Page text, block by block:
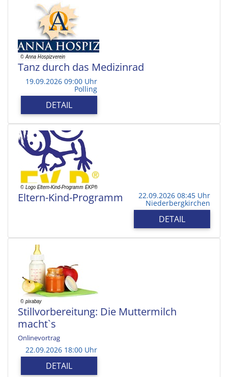
Tanz durch das Medizinrad
19.09.2026 09:00 Uhr
Polling
DETAIL
Eltern-Kind-Programm 22.09.2026 08:45 Uhr
Niederbergkirchen
DETAIL
Stillvorbereitung: Die Muttermilch
macht`s
Onlinevortrag
22.09.2026 18:00 Uhr
DETAIL